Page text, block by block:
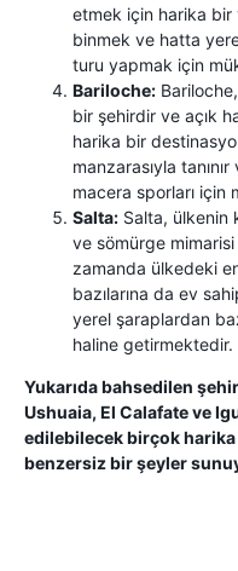
etmek için harika bir
binmek ve hatta
turu yapmak için
Bariloche:
bir şehirdir ve açık
harika bir
manzarasıyla
macera sporları için
Salta: Salta, ülkenin
ve sömürge mimarisi
zamanda ülkedeki
bazılarına da ev
yerel şaraplardan
haline getirmektedir.
Yukarıda bahsedilen
Ushuaia, El Calafate ve
edilebilecek birçok
benzersiz bir şeyler